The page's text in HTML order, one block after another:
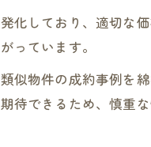
スタッ
化しており、適切な
っています。
似物件の成約事例を
待できるため、慎重な